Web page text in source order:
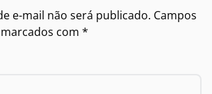
e-mail não será publicado. Campos
com *